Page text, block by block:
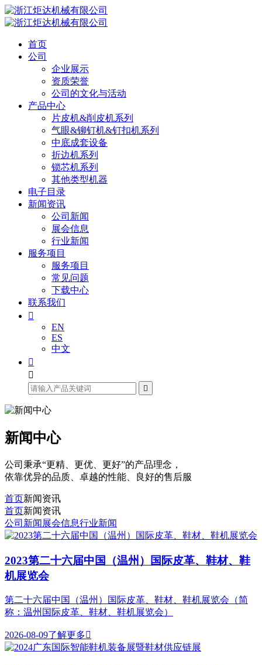
首页
公司
企业展示
资质荣誉
公司的文化与活动
产品中心
片皮机&削皮机系列
气眼&铆钉机&钉扣机系列
中底成套设备
折边机系列
锁芯机系列
其他类型机器
电子目录
新闻资讯
公司新闻
展会信息
行业新闻
服务项目
服务项目
常见问题
下载中心
联系我们

EN
ES
中文



新闻中心
公司秉承“更精、更优、更好”的产品理念，
依靠优异的品质、卓越的性能、良好的售后服
首页新闻资讯
首页新闻资讯
公司新闻 展会信息行业新闻
2023第二十六届中国（温州）国际皮革、鞋材、鞋
机展览会
第二十六届中国（温州）国际皮革、鞋材、鞋机展览会（简
称：温州国际皮革、鞋材、鞋机展览会）
2026-08-09了解更多